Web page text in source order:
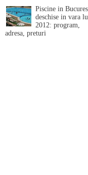
Piscine in
deschise in vara
2012: program,
adresa, preturi